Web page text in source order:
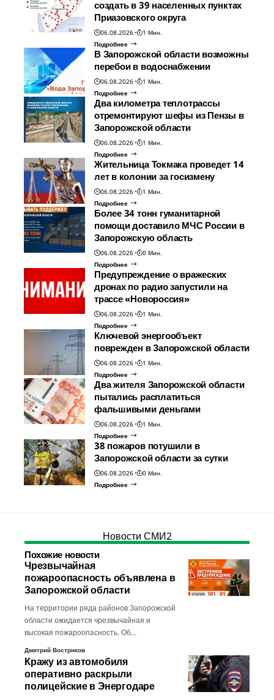
создать в 39 населенных пунктах
Приазовского округа
06.08.2026
1 Мин.
Подробнее
В Запорожской области возможны
перебои в водоснабжении
06.08.2026
1 Мин.
Подробнее
Два километра теплотрассы
отремонтируют шефы из Пензы в
Запорожской области
06.08.2026
1 Мин.
Подробнее
Жительница Токмака проведет 14
лет в колонии за госизмену
06.08.2026
1 Мин.
Подробнее
Более 34 тонн гуманитарной
помощи доставило МЧС России в
Запорожскую область
06.08.2026
0 Мин.
Подробнее
Предупреждение о вражеских
дронах по радио запустили на
трассе «Новороссия»
06.08.2026
1 Мин.
Подробнее
Ключевой энергообъект
поврежден в Запорожской области
06.08.2026
1 Мин.
Подробнее
Два жителя Запорожской области
пытались расплатиться
фальшивыми деньгами
06.08.2026
1 Мин.
Подробнее
38 пожаров потушили в
Запорожской области за сутки
06.08.2026
0 Мин.
Подробнее
Новости СМИ2
Похожие новости
Чрезвычайная
пожароопасность объявлена в
Запорожской области
На территории ряда районов Запорожской
области ожидается чрезвычайная и
высокая пожароопасность. Об…
Дмитрий Востриков
Кражу из автомобиля
оперативно раскрыли
полицейские в Энергодаре